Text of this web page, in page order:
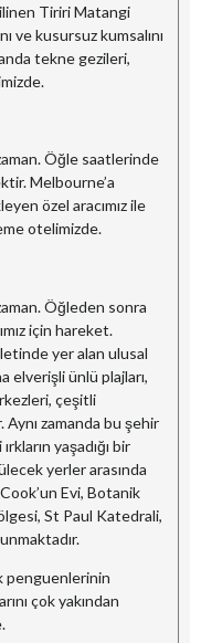
Tiriri Matangi
ve kusursuz kumsalını
tekne gezileri,
Öğle saatlerinde
Melbourne’a
özel aracımız ile
otelimizde.
Öğleden sonra
için hareket.
yer alan ulusal
elverişli ünlü plajları,
çeşitli
Aynı zamanda bu şehir
yaşadığı bir
yerler arasında
Evi, Botanik
St Paul Katedrali,
penguenlerinin
çok yakından